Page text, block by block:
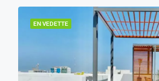
EN VEDETTE